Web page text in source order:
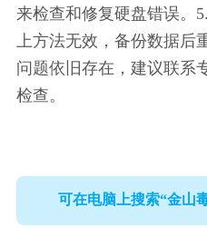
来检查和修复硬盘错误。
上方法无效，备份数据后
问题依旧存在，建议联系
检查。
可在电脑上搜索“金山